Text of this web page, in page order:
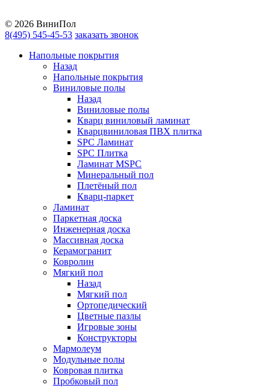
© 2026 ВиниПол
8(495) 545-45-53 заказать звонок
Напольные покрытия
Назад
Напольные покрытия
Виниловые полы
Назад
Виниловые полы
Кварц виниловый ламинат
Кварцвиниловая ПВХ плитка
SPC Ламинат
SPC Плитка
Ламинат MSPC
Минеральный пол
Плетёный пол
Кварц-паркет
Ламинат
Паркетная доска
Инженерная доска
Массивная доска
Керамогранит
Ковролин
Мягкий пол
Назад
Мягкий пол
Ортопедический
Цветные пазлы
Игровые зоны
Конструкторы
Мармолеум
Модульные полы
Ковровая плитка
Пробковый пол